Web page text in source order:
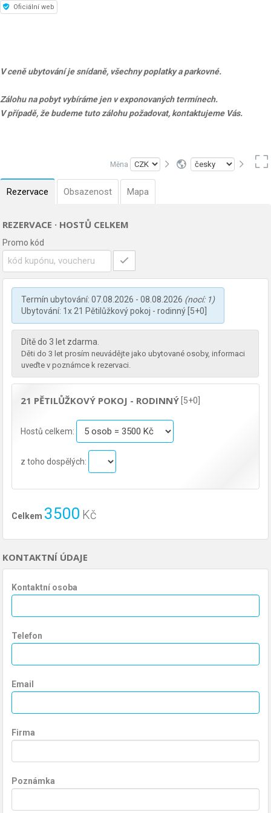
Oficiální web
V ceně ubytování je snídaně, všechny poplatky a parkovné.
Zálohu na pobyt vybíráme jen v exponovaných termínech.
V případě, že budeme tuto zálohu požadovat, kontaktujeme Vás.
Měna
Rezervace Obsazenost Mapa
REZERVACE · HOSTŮ CELKEM
Promo kód
Termín ubytování: 07.08.2026 - 08.08.2026 (nocí: 1)
Ubytování: 1x 21 Pětilůžkový pokoj - rodinný [5+0]
Dítě do 3 let zdarma.
Děti do 3 let prosím neuvádějte jako ubytované osoby, informaci
uveďte v poznámce k rezervaci.
21 PĚTILŮŽKOVÝ POKOJ - RODINNÝ [5+0]
Hostů celkem:
z toho dospělých:
Celkem 3500 Kč
KONTAKTNÍ ÚDAJE
Kontaktní osoba
Telefon
Email
Firma
Poznámka